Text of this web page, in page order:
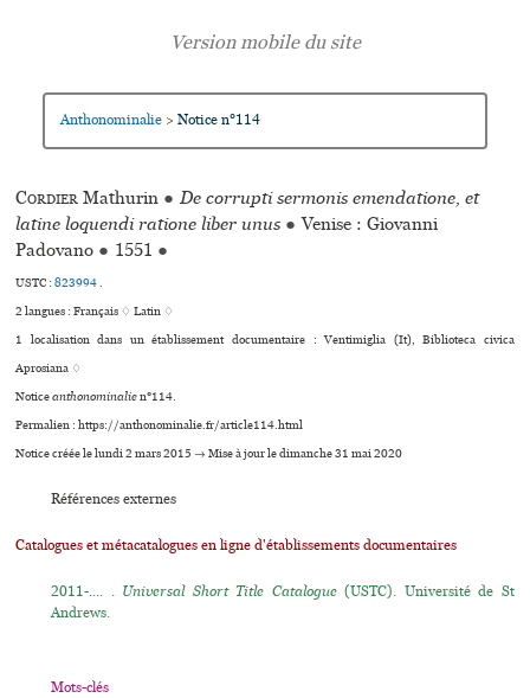
Anthonominalie > Notice n°114
Cordier Mathurin ● De corrupti sermonis emendatione, et
latine loquendi ratione liber unus ● Venise : Giovanni
Padovano ● 1551 ●
USTC :823994.
2 langues :Français ♢Latin ♢
1 localisation dans un établissement documentaire : Ventimiglia (It), Biblioteca civica
Aprosiana ♢
Noticeanthonominalien°114.
Permalien : https://anthonominalie.fr/article114.html
Notice créée le lundi 2 mars 2015 → Mise à jour le dimanche 31 mai 2020
Références externes
Catalogues et métacatalogues en ligne d'établissements documentaires
2011-.... . Universal Short Title Catalogue(USTC). Université de St
Andrews.
Mots-clés